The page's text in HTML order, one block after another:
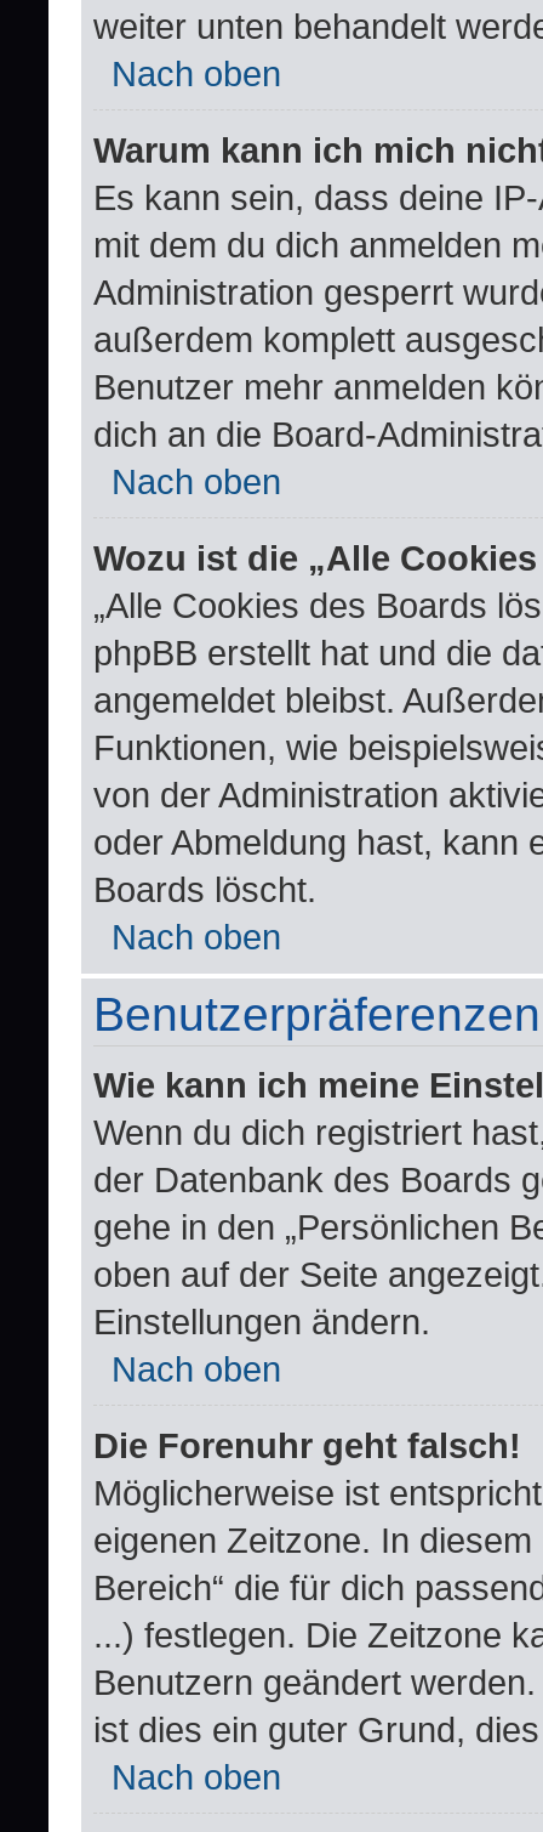
weiter unten behandelt
Nach oben
Warum kann ich mich
Es kann sein, dass deine
mit dem du dich anmelden
Administration gesperrt
außerdem komplett
Benutzer mehr anmelden
dich an die Board-
Nach oben
Wozu ist die „Alle
„Alle Cookies des Boards
phpBB erstellt hat und die
angemeldet bleibst.
Funktionen, wie
von der Administration
oder Abmeldung hast, kann
Boards löscht.
Nach oben
Wie kann ich meine
Wenn du dich registriert
der Datenbank des Boards
gehe in den „Persönlichen
oben auf der Seite
Einstellungen ändern.
Nach oben
Die Forenuhr geht falsch!
Möglicherweise ist
eigenen Zeitzone. In
Bereich“ die für dich
...) festlegen. Die Zeitzone
Benutzern geändert
ist dies ein guter Grund,
Nach oben